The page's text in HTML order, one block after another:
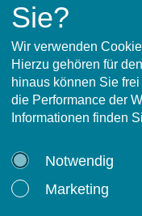
Sie?
Wir verwenden
Hierzu gehören für
hinaus können Sie
die Performance der
Informationen finden
Notwendig
Marketing
tapp